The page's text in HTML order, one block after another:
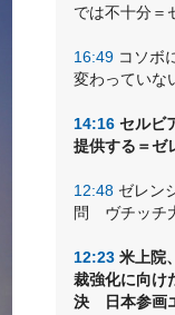
では不十分＝
16:49 コソボ
変わっていな
14:16 セルビ
提供する＝ゼ
12:48 ゼレン
問 ヴチッチ
12:23 米上院
裁強化に向け
決 日本参画